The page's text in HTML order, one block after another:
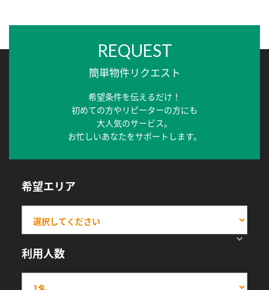
REQUEST
簡単物件リクエスト
希望条件を伝えるだけ！
初めての方やリピーターの方にも
大人気のサービス。
お忙しいあなたをサポートします。
希望エリア
利用人数